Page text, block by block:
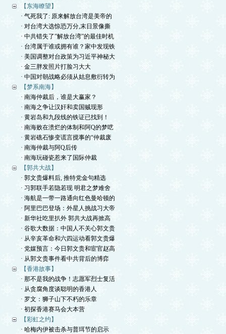
【东海瞭望】
· 气死我了: 原来解放台湾是美帝的
· 对台湾大选惊恐万分,末日景像撕
· 中共错失了”解放台湾”的最佳时机
· 台湾属于谁或拥有谁？家中发现铁
· 美国调整对台政策为习近平神秘大
· 金三胖发照片打脸习大大
· 中国对朝战略必须从姑息敷衍转为
【梦系南海】
· 南海仲裁后，谁是大赢家？
· 南海之争让汉奸和卖国贼现形
· 黄岩岛和九段线的铁证已找到！
· 南海败在溃烂的体制和阿Q的梦呓
· 黄岩礁石惨变谎言搅事的“仲裁废
· 南海仲裁与阿Q后传
· 南海玩碰瓷惹来了国际仲裁
【郭共大战】
· 郭文贵爆料后, 推特党金句精选
· 习郭联手若隐若现 明君之梦难舍
· 海航是一带一路通向红色曼哈顿的
· 阿里巴巴登场：外星人挑战习大帝
· 新华社吃里扒外 郭共大战再掀高
· 谷歌大数据：中国人不关心郭文贵
· 从辛亥革命和六四运动看郭文贵爆
· 党媒预言：今日郭文贵和宦官赵高
· 从郭文贵事件看中共背后的博弈
【香港故事】
· 那不是我的战争！志愿军烈士复活
· 从贪腐角度谈聪明的香港人
· 罗文：狮子山下不朽的乐章
· 初探香港赛马会大本营
【彩虹之约】
· 哈梅内伊被击杀与普珥节的启示